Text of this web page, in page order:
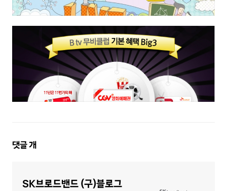
댓
댓글개
SK브로드밴드 (구)블로그